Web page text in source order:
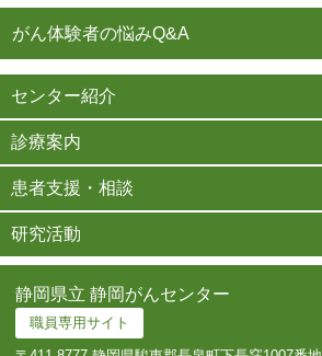
がん体験者の悩みQ&A
センター紹介
診療案内
患者支援・相談
研究活動
静岡県立 静岡がんセンター
職員専用サイト